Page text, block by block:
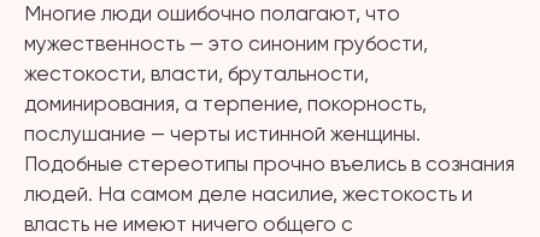
Многие люди ошибочно полагают, что
мужественность — это синоним грубости,
жестокости, власти, брутальности,
доминирования, а терпение, покорность,
послушание — черты истинной женщины.
Подобные стереотипы прочно въелись в сознания
людей. На самом деле насилие, жестокость и
власть не имеют ничего общего с